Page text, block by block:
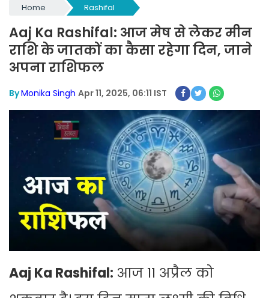
Home Rashifal
Aaj Ka Rashifal: आज मेष से लेकर मीन
राशि के जातकों का कैसा रहेगा दिन, जाने
अपना राशिफल
ByMonika Singh Apr 11, 2025, 06:11 IST
Aaj Ka Rashifal: आज 11 अप्रैल को